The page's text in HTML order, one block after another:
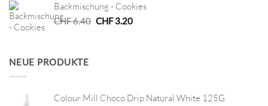
CHF 8.90CHF 4.45.
Backmischung - Cookies
CHF6.40 Ursprünglicher
CHF3.20Aktueller
NEUE PRODUKTE
Colour Mill Choco Drip Natural White 125G